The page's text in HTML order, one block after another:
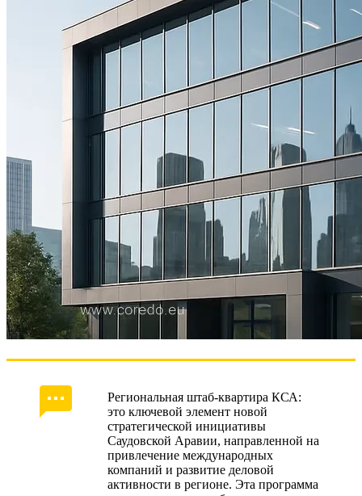
Региональная штаб-квартира КСА:
это ключевой элемент новой
стратегической инициативы
Саудовской Аравии, направленной на
привлечение международных
компаний и развитие деловой
активности в регионе. Эта программа